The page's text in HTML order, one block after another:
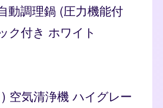
動調理鍋 (圧力機能付
ク付き ホワイト
空気清浄機 ハイグレー